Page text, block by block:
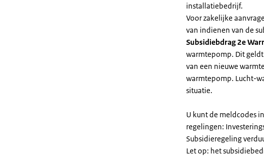
installatiebedrijf.
Voor zakelijke
van indienen van de
Subsidiebdrag 2e
warmtepomp. Dit
van een nieuwe
warmtepomp. Lucht-
situatie.
U kunt de meldcodes
regelingen:
Subsidieregeling
Let op: het